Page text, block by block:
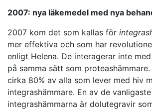
2007: nya läkemedel med nya
2007 kom det som kallas för
mer effektiva och som har
enligt Helena. De interagerar inte
på samma sätt som
cirka 80% av alla som lever med hiv
integrashämmare. En av de vanligaste
integrashämmarna är dolutegravir